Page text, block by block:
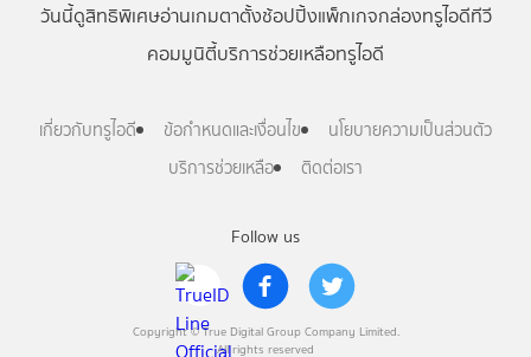
Follow us
Copyright © True Digital Group Company Limited.
All rights reserved
วันนี้ดูสิทธิพิเศษอ่านเกมตาตั้งช้อปปิ้งแพ็กเกจกล่องทรูไอดีทีวี
คอมมูนิตี้บริการช่วยเหลือทรูไอดี
เกี่ยวกับทรูไอดี ข้อกำหนดและเงื่อนไข
นโยบายความเป็นส่วนตัว
บริการช่วยเหลือ
ติดต่อเรา